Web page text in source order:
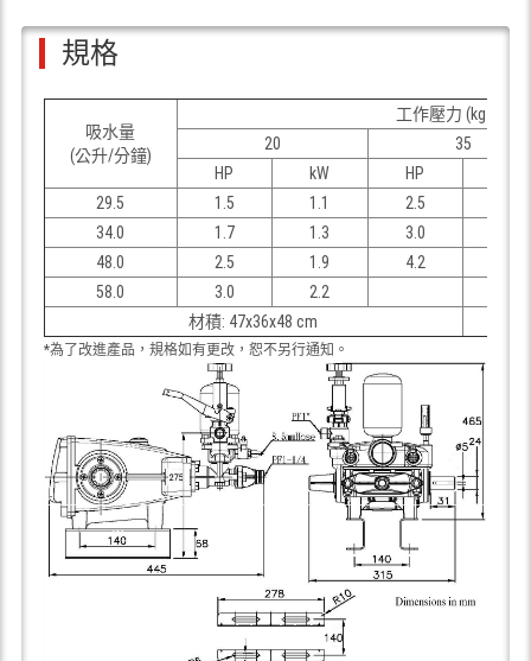
規格
吸水量
(公升/分鐘)
工作壓力 (kgf/cm
20
35
HP
kW HP
29.5
1.5 1.1 2.5
34.0
1.7 1.3 3.0
48.0
2.5 1.9 4.2
58.0
3.0
2.2
材積: 47x36x48 cm
*為了改進產品，規格如有更改，恕不另行通知。